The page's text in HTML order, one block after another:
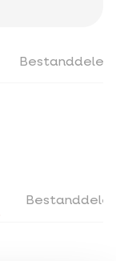
Bestanddelen